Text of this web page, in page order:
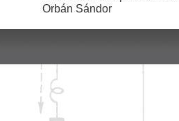
Orbán Sándor